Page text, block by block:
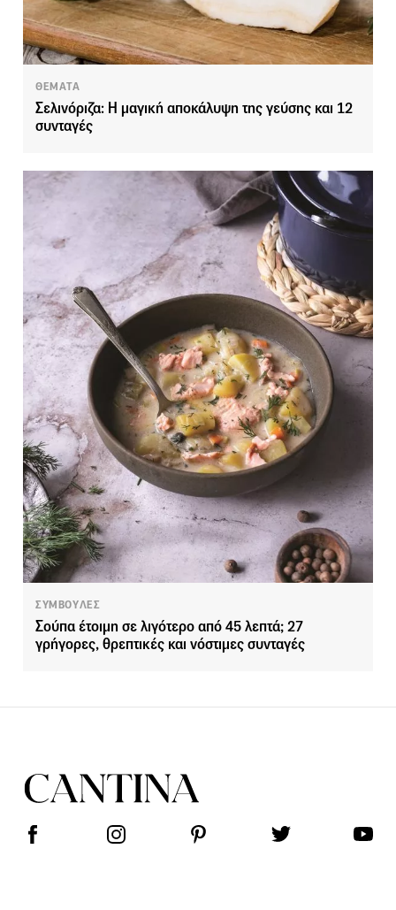
ΘΕΜΑΤΑ
Σελινόριζα: Η μαγική αποκάλυψη της γεύσης και 12
συνταγές
ΣΥΜΒΟΥΛΕΣ
Σούπα έτοιμη σε λιγότερο από 45 λεπτά; 27
γρήγορες, θρεπτικές και νόστιμες συνταγές